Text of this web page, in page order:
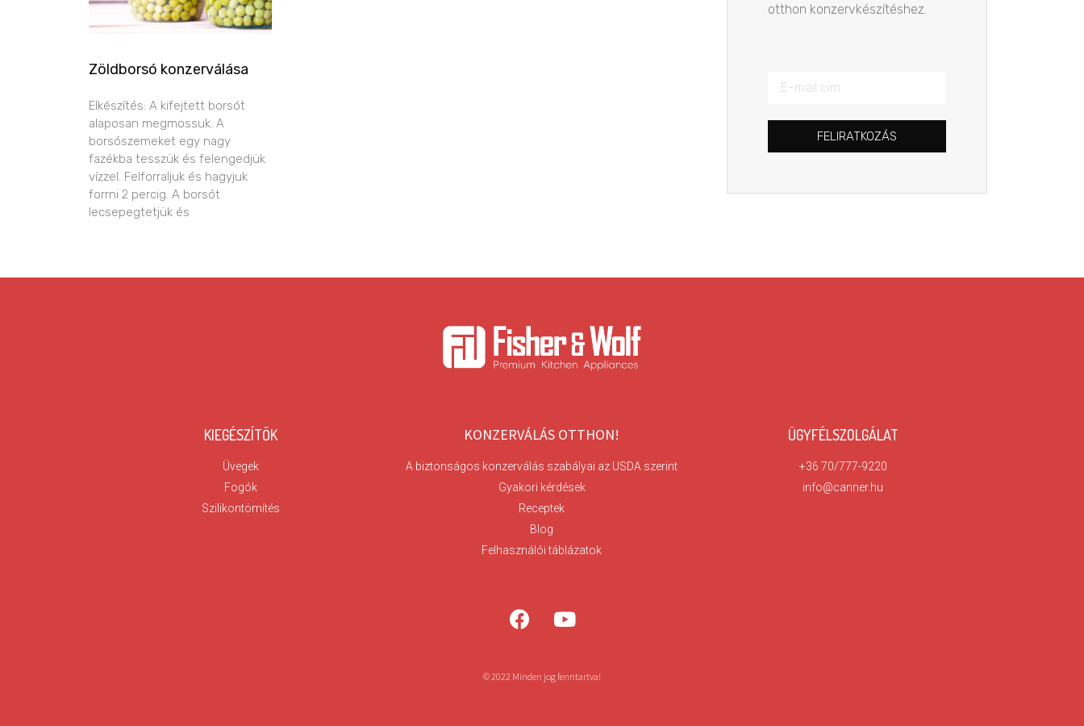
Zöldborsó konzerválása
Elkészítés: A kifejtett borsót
alaposan megmossuk. A
borsószemeket egy nagy
fazékba tesszük és felengedjük
vízzel. Felforraljuk és hagyjuk
forrni 2 percig. A borsót
lecsepegtetjük és
otthon konzervkészítéshez.
FELIRATKOZÁS
KIEGÉSZÍTŐK
Üvegek
Fogók
Szilikontömítés
KONZERVÁLÁS OTTHON!
A biztonságos konzerválás szabályai az USDA szerint
Gyakori kérdések
Receptek
Blog
Felhasználói táblázatok
ÜGYFÉLSZOLGÁLAT
+36 70/777-9220
info@canner.hu
© 2022 Minden jog fenntartva!